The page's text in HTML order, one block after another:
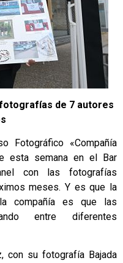
de 7 autores
Fotográfico «Compañía
esta semana en el Bar
con las fotografías
meses. Y es que la
compañía es que las
entre diferentes
con su fotografía Bajada